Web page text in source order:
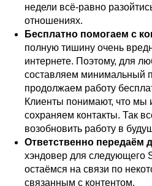
недели всё-равно
отношениях.
Бесплатно помогаем с
полную тишину очень
интернете. Поэтому, для
составляем минимальный
продолжаем работу
Клиенты понимают, что мы
сохраняем контакты. Так
возобновить работу в
Ответственно передаём
хэндовер для следующего
остаёмся на связи по
связанным с контентом.